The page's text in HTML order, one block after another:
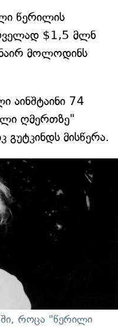
წერილის
$1,5 მლნ
მოლოდინს
აინშტაინი 74
ღმერთზე"
მისწერა.
როცა "წერილი